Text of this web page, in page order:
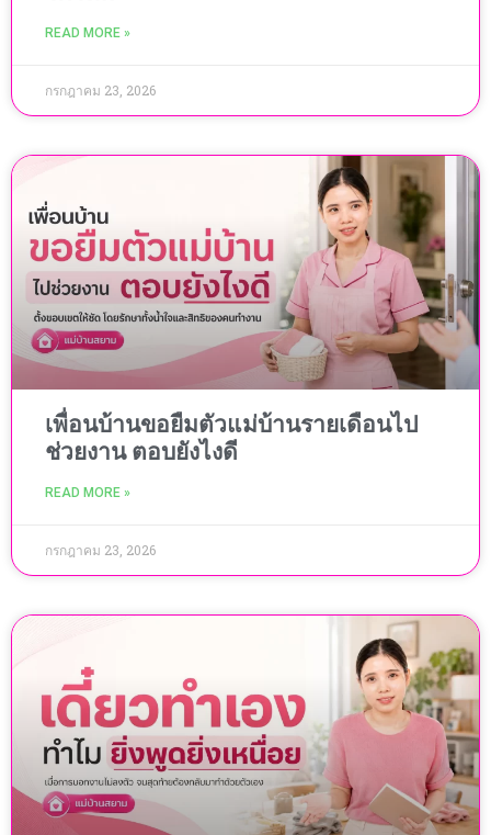
READ MORE »
กรกฎาคม 23, 2026
เพื่อนบ้านขอยืมตัวแม่บ้านรายเดือนไป
ช่วยงาน ตอบยังไงดี
READ MORE »
กรกฎาคม 23, 2026